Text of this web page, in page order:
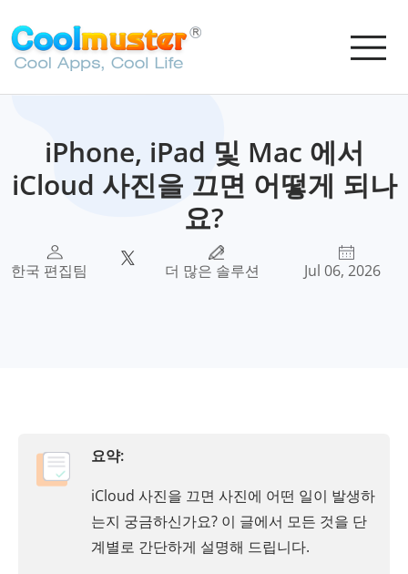
iPhone, iPad 및 Mac 에서
iCloud 사진을 끄면 어떻게 되나
요?
한국 편집팀 더 많은 솔루션 Jul 06, 2026
요약:
iCloud 사진을 끄면 사진에 어떤 일이 발생하
는지 궁금하신가요? 이 글에서 모든 것을 단
계별로 간단하게 설명해 드립니다.